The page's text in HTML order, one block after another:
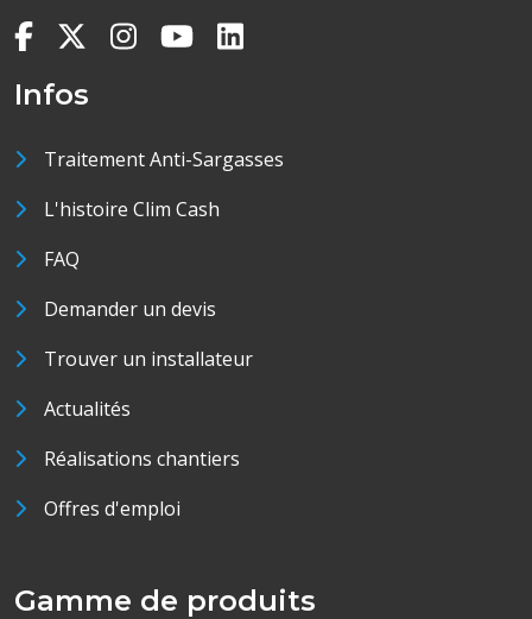
Infos
Traitement Anti-Sargasses
L'histoire Clim Cash
FAQ
Demander un devis
Trouver un installateur
Actualités
Réalisations chantiers
Offres d'emploi
Gamme de produits